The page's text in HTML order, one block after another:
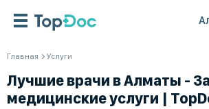
Главная Услуги
Лучшие врачи в Алматы -
медицинские услуги |